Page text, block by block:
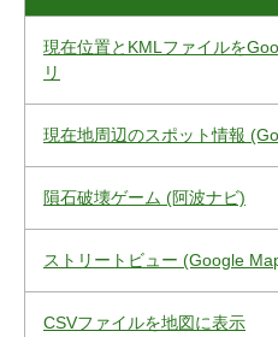
現在位置とKMLファイルを
リ
現在地周辺のスポット情報
隕石破壊ゲーム (阿波ナビ)
ストリートビュー (Google
CSVファイルを地図に表示